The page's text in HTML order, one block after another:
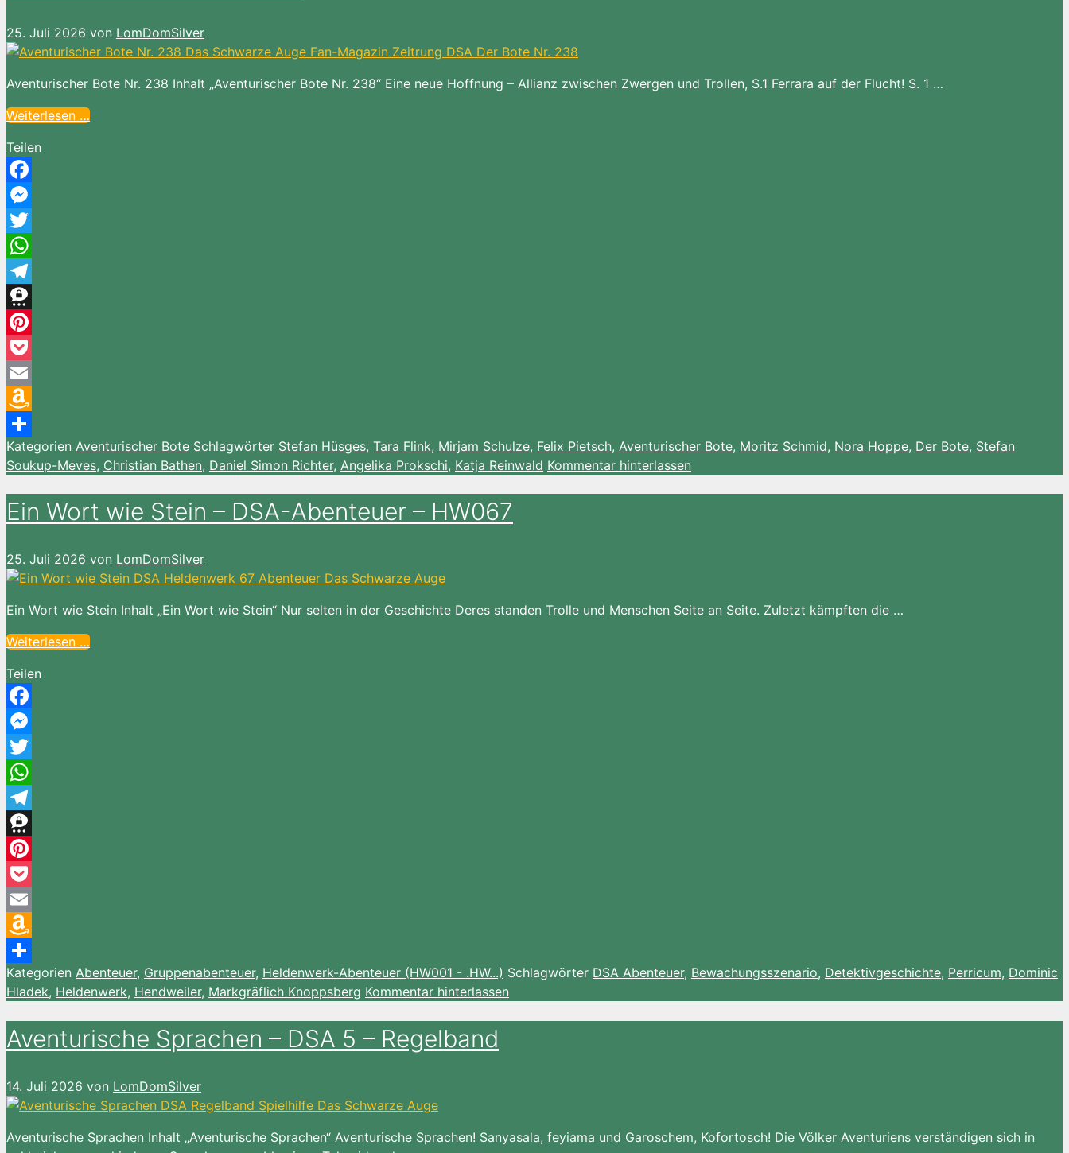
25. Juli 2026 von LomDomSilver
Aventurischer Bote Nr. 238 Inhalt „Aventurischer Bote Nr. 238“ Eine neue Hoffnung – Allianz zwischen Zwergen und Trollen, S.1 Ferrara auf der Flucht! S. 1 …
Weiterlesen …
Teilen
Facebook
Messenger
Twitter
WhatsApp
Telegram
Threema
Pinterest
Pocket
Email
Amazon
Wish
List
Teilen
Kategorien Aventurischer Bote Schlagwörter Stefan Hüsges, Tara Flink, Mirjam Schulze, Felix Pietsch, Aventurischer Bote, Moritz Schmid, Nora Hoppe, Der Bote, Stefan
Soukup-Meves, Christian Bathen, Daniel Simon Richter, Angelika Prokschi, Katja Reinwald Kommentar hinterlassen
Ein Wort wie Stein – DSA-Abenteuer – HW067
25. Juli 2026 von LomDomSilver
Ein Wort wie Stein Inhalt „Ein Wort wie Stein“ Nur selten in der Geschichte Deres standen Trolle und Menschen Seite an Seite. Zuletzt kämpften die …
Weiterlesen …
Teilen
Facebook
Messenger
Twitter
WhatsApp
Telegram
Threema
Pinterest
Pocket
Email
Amazon
Wish
List
Teilen
Kategorien Abenteuer, Gruppenabenteuer, Heldenwerk-Abenteuer (HW001 - .HW...) Schlagwörter DSA Abenteuer, Bewachungsszenario, Detektivgeschichte, Perricum, Dominic
Hladek, Heldenwerk, Hendweiler, Markgräflich Knoppsberg Kommentar hinterlassen
Aventurische Sprachen – DSA 5 – Regelband
14. Juli 2026 von LomDomSilver
Aventurische Sprachen Inhalt „Aventurische Sprachen“ Aventurische Sprachen! Sanyasala, feyiama und Garoschem, Kofortosch! Die Völker Aventuriens verständigen sich in